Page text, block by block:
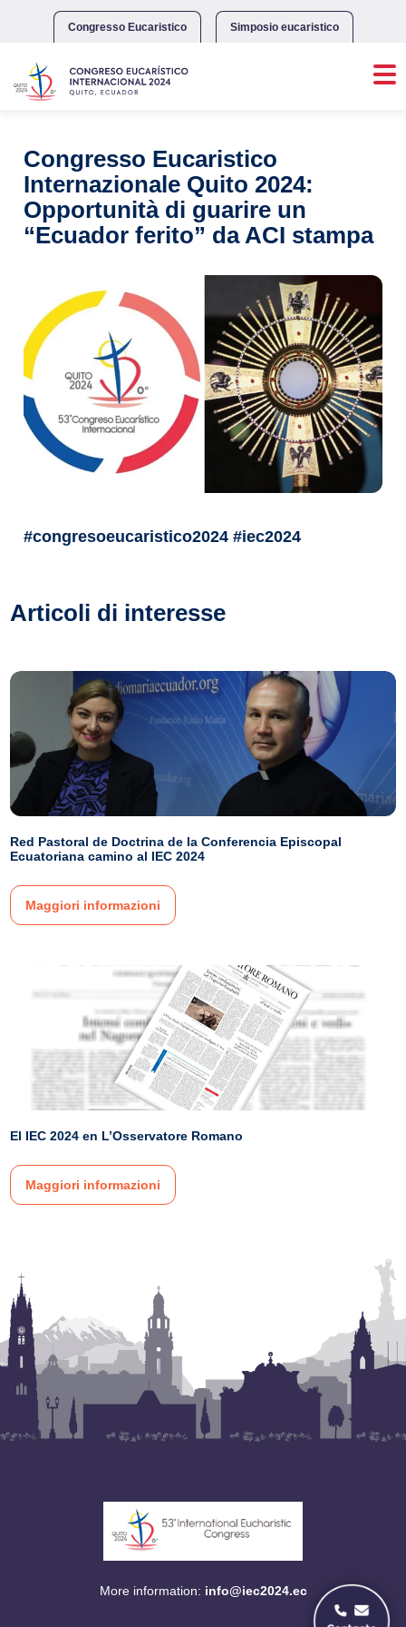
Congresso Eucaristico Simposio eucaristico
Congresso Eucaristico
Internazionale Quito 2024:
Opportunità di guarire un
“Ecuador ferito” da ACI stampa
#congresoeucaristico2024 #iec2024
Articoli di interesse
Red Pastoral de Doctrina de la Conferencia Episcopal
Ecuatoriana camino al IEC 2024
Maggiori informazioni
El IEC 2024 en L’Osservatore Romano
Maggiori informazioni
More information: info@iec2024.ec